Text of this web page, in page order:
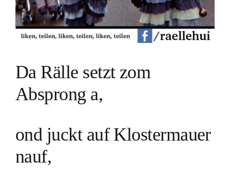
Da Rälle setzt zom
Absprong a,
ond juckt auf Klostermauer
nauf,